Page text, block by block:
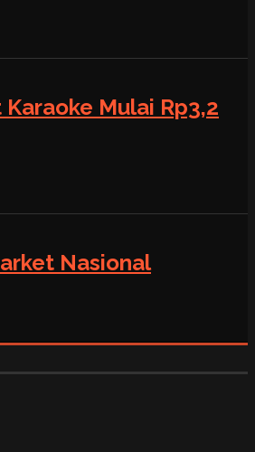
Mulai Rp3,2
Nasional